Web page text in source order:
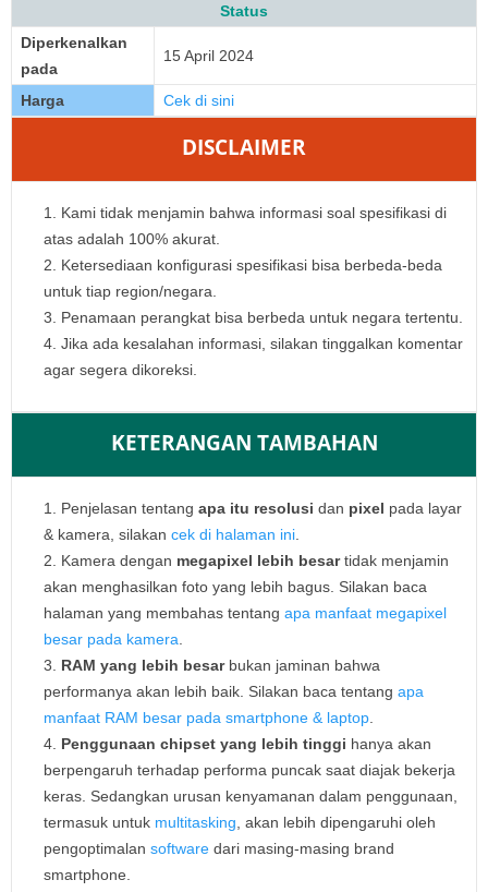
Status
Diperkenalkan
pada
15 April 2024
Harga Cek di sini
DISCLAIMER
Kami tidak menjamin bahwa informasi soal spesifikasi di
atas adalah 100% akurat.
Ketersediaan konfigurasi spesifikasi bisa berbeda-beda
untuk tiap region/negara.
Penamaan perangkat bisa berbeda untuk negara tertentu.
Jika ada kesalahan informasi, silakan tinggalkan komentar
agar segera dikoreksi.
KETERANGAN TAMBAHAN
Penjelasan tentang apa itu resolusi dan pixel pada layar
& kamera, silakan cek di halaman ini
Kamera dengan megapixel lebih besartidak menjamin
akan menghasilkan foto yang lebih bagus. Silakan baca
halaman yang membahas tentang apa manfaat megapixel
besar pada kamera
RAM yang lebih besarbukan jaminan bahwa
performanya akan lebih baik. Silakan baca tentang apa
manfaat RAM besar pada smartphone & laptop
Penggunaan chipset yang lebih tinggi hanya akan
berpengaruh terhadap performa puncak saat diajak bekerja
keras. Sedangkan urusan kenyamanan dalam penggunaan,
termasuk untuk multitasking , akan lebih dipengaruhi oleh
pengoptimalan software dari masing-masing brand
smartphone.